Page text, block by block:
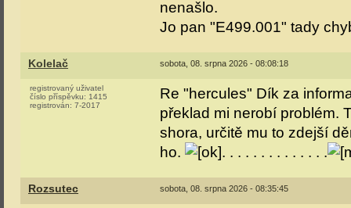
nenašlo.
Jo pan "E499.001" tady
Kolelač sobota, 08. srpna 2026 - 08:08:18
registrovaný uživatel
číslo příspěvku: 1415
registrován: 7-2017
Re "hercules" Dík za
překlad mi nerobí problém.
shora, určitě mu to zdejší
ho.
. . . . . . . . . . . . . .
Rozsutec sobota, 08. srpna 2026 - 08:35:45